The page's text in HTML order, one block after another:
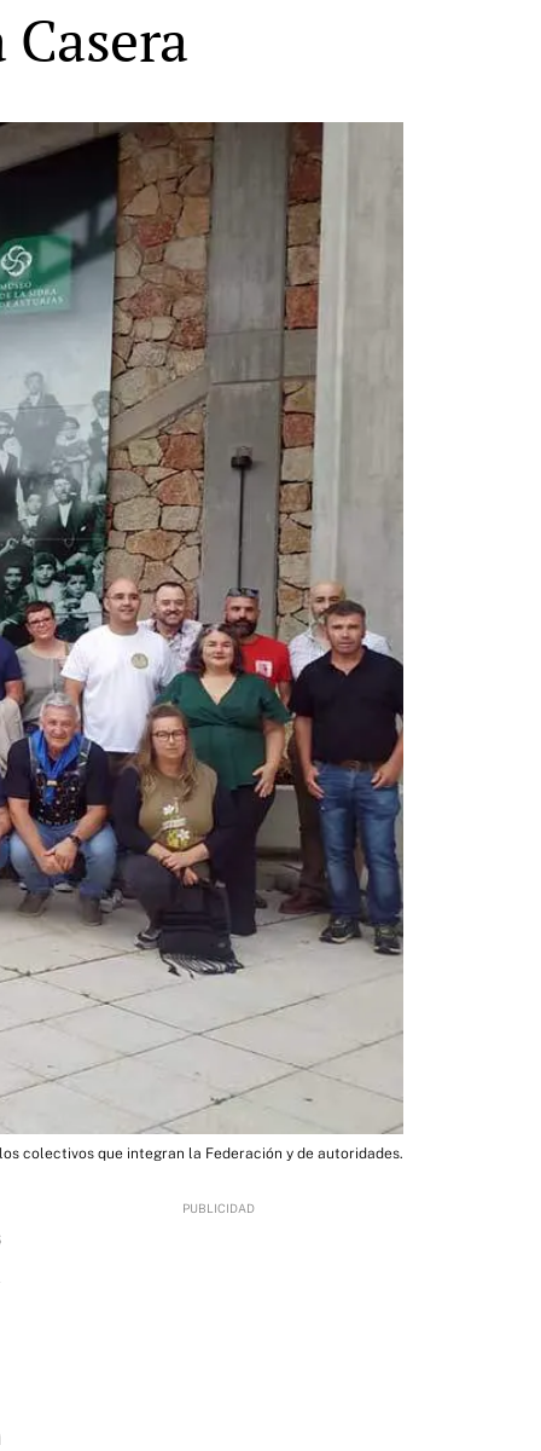
colectivos que integran la Federación y de autoridades.